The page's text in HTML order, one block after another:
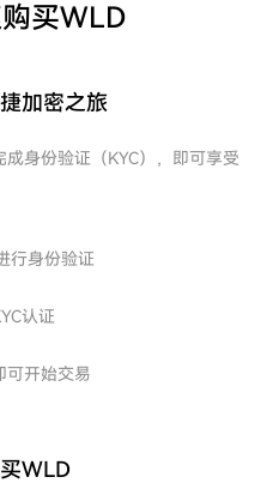
买WLD
加密之旅
身份验证（KYC），即可享受
行身份验证
认证
可开始交易
WLD